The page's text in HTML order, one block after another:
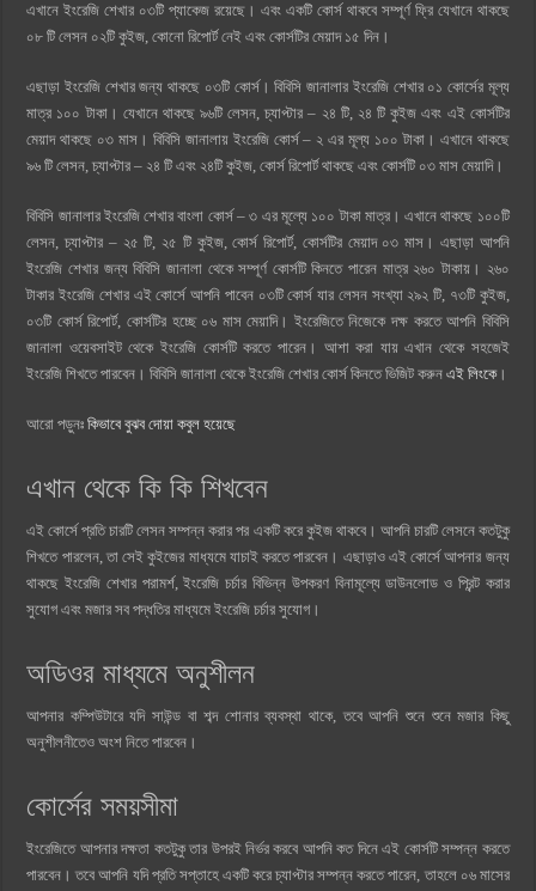
এখানে ইংরেজি শেখার ০৩টি প্যাকেজ রয়েছে। এবং একটি কোর্স থাকবে সম্পূর্ণ ফ্রি যেখানে থাকছে
০৮ টি লেসন ০২টি কুইজ, কোনো রিপোর্ট নেই এবং কোর্সটির মেয়াদ ১৫ দিন।
এছাড়া ইংরেজি শেখার জন্য থাকছে ০৩টি কোর্স। বিবিসি জানালার ইংরেজি শেখার ০১ কোর্সের মূল্য
মাত্র ১০০ টাকা। যেখানে থাকছে ৯৬টি লেসন, চ্যাপ্টার – ২৪ টি, ২৪ টি কুইজ এবং এই কোর্সটির
মেয়াদ থাকছে ০৩ মাস। বিবিসি জানালায় ইংরেজি কোর্স – ২ এর মূল্য ১০০ টাকা। এখানে থাকছে
৯৬ টি লেসন, চ্যাপ্টার – ২৪ টি এবং ২৪টি কুইজ, কোর্স রিপোর্ট থাকছে এবং কোর্সটি ০৩ মাস মেয়াদি।
বিবিসি জানালার ইংরেজি শেখার বাংলা কোর্স – ৩ এর মূল্যে ১০০ টাকা মাত্র। এখানে থাকছে ১০০টি
লেসন, চ্যাপ্টার – ২৫ টি, ২৫ টি কুইজ, কোর্স রিপোর্ট, কোর্সটির মেয়াদ ০৩ মাস। এছাড়া আপনি
ইংরেজি শেখার জন্য বিবিসি জানালা থেকে সম্পূর্ণ কোর্সটি কিনতে পারেন মাত্র ২৬০ টাকায়। ২৬০
টাকার ইংরেজি শেখার এই কোর্সে আপনি পাবেন ০৩টি কোর্স যার লেসন সংখ্যা ২৯২ টি, ৭৩টি কুইজ,
০৩টি কোর্স রিপোর্ট, কোর্সটির হচ্ছে ০৬ মাস মেয়াদি। ইংরেজিতে নিজেকে দক্ষ করতে আপনি বিবিসি
জানালা ওয়েবসাইট থেকে ইংরেজি কোর্সটি করতে পারেন। আশা করা যায় এখান থেকে সহজেই
ইংরেজি শিখতে পারবেন। বিবিসি জানালা থেকে ইংরেজি শেখার কোর্স কিনতে ভিজিট করুনএই লিংকে।
আরো পড়ুনঃকিভাবে বুঝব দোয়া কবুল হয়েছে
এখান থেকে কি কি শিখবেন
এই কোর্সে প্রতি চারটি লেসন সম্পন্ন করার পর একটি করে কুইজ থাকবে। আপনি চারটি লেসনে কতটুকু
শিখতে পারলেন, তা সেই কুইজের মাধ্যমে যাচাই করতে পারবেন। এছাড়াও এই কোর্সে আপনার জন্য
থাকছে ইংরেজি শেখার পরামর্শ, ইংরেজি চর্চার বিভিন্ন উপকরণ বিনামূল্যে ডাউনলোড ও প্রিন্ট করার
সুযোগ এবং মজার সব পদ্ধতির মাধ্যমে ইংরেজি চর্চার সুযোগ।
অডিওর মাধ্যমে অনুশীলন
আপনার কম্পিউটারে যদি সাউন্ড বা শব্দ শোনার ব্যবস্থা থাকে, তবে আপনি শুনে শুনে মজার কিছু
অনুশীলনীতেও অংশ নিতে পারবেন।
কোর্সের সময়সীমা
ইংরেজিতে আপনার দক্ষতা কতটুকু তার উপরই নির্ভর করবে আপনি কত দিনে এই কোর্সটি সম্পন্ন করতে
পারবেন। তবে আপনি যদি প্রতি সপ্তাহে একটি করে চ্যাপ্টার সম্পন্ন করতে পারেন, তাহলে ০৬ মাসের